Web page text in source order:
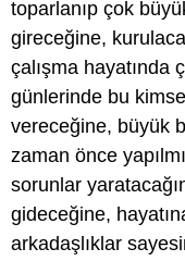
toparlanıp çok
gireceğine,
çalışma hayatında
günlerinde bu
vereceğine, büyük
zaman önce
sorunlar
gideceğine,
arkadaşlıklar